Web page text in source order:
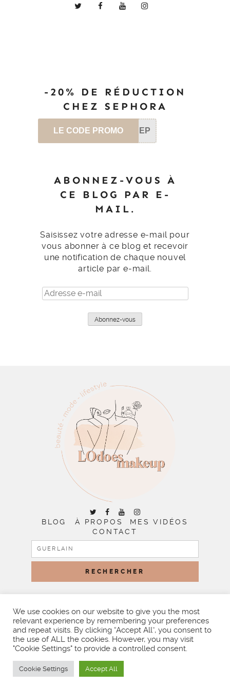
-20% DE RÉDUCTION
CHEZ SEPHORA
LE CODE PROMO SEP
ABONNEZ-VOUS À
CE BLOG PAR E-
MAIL.
Saisissez votre adresse e-mail pour
vous abonner à ce blog et recevoir
une notification de chaque nouvel
article par e-mail.
Adresse
e-
Abonnez-vous
BLOG À PROPOS
MES VIDÉOS
CONTACT
RECHERCHER :
BY LITTLE THEME SHOP
We use cookies on our website to give you the most
relevant experience by remembering your preferences
and repeat visits. By clicking “Accept All”, you consent to
the use of ALL the cookies. However, you may visit
"Cookie Settings" to provide a controlled consent.
Cookie Settings Accept All